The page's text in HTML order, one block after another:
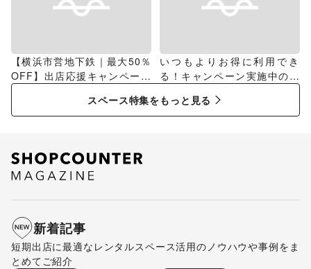
【横浜市営地下鉄｜最大50％
OFF】出店応援キャンペーン
特集
いつもよりお得に利用でき
る！キャンペーン実施中のス
スペース特集をもっと見る
新着記事
短期出店に最適なレンタルスペース活用のノウハウや事例をま
とめてご紹介